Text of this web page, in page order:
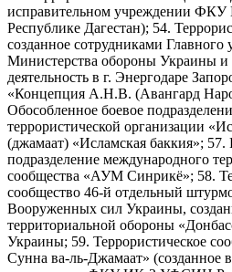
исправительном учреждении
Республике Дагестан); 54.
созданное сотрудниками Главного
Министерства обороны Украины и
деятельность в г. Энергодаре
«Концепция А.Н.В. (Авангард
Обособленное боевое
террористической организации
(джамаат) «Исламская баккия»; 57.
подразделение международного
сообщества «АУМ Синрикё»; 58.
сообщество 46-й отдельный
Вооруженных сил Украины,
территориальной обороны
Украины; 59. Террористическое
Сунна ва-ль-Джамаат» (созданное